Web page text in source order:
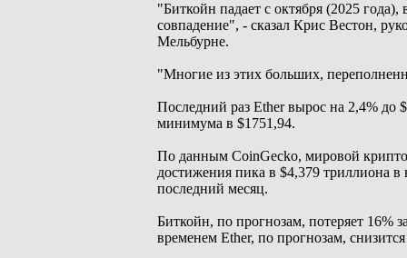
"Биткойн падает с октября (2025
совпадение", - сказал Крис Вестон,
Мельбурне.
"Многие из этих больших,
Последний раз Ether вырос на 2,4% до
минимума в $1751,94.
По данным CoinGecko, мировой
достижения пика в $4,379 триллиона в
последний месяц.
Биткойн, по прогнозам, потеряет 16%
временем Ether, по прогнозам,